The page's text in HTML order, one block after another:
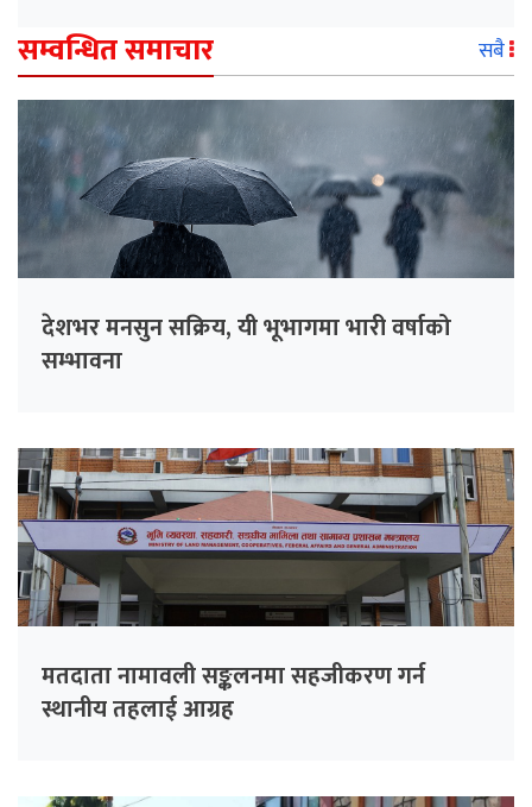
सम्वन्धित समाचार सबै
देशभर मनसुन सक्रिय, यी भूभागमा भारी वर्षाको
सम्भावना
मतदाता नामावली सङ्कलनमा सहजीकरण गर्न
स्थानीय तहलाई आग्रह